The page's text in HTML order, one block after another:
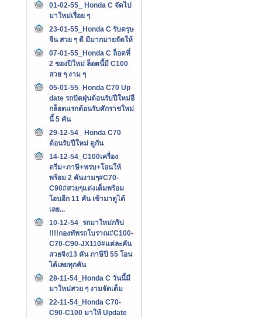
01-02-55_ Honda C จัดไป
มาใหม่เรื่อย ๆ
23-01-55_Honda C รับตรุษ
จีน สวย ๆ ดี มีมากมายจัดให้
07-01-55_Honda C ล็อตที่
2 ของปีใหม่ ล็อตนี้มี C100
สวย ๆ งาม ๆ
05-01-55_Honda C70 Up
date รถปัดฝุ่นต้อนรับปีใหม่อี
กล็อตแรกต้อนรับศักราชใหม่
นี้ 5 คัน
29-12-54_ Honda C70
ต้อนรับปีใหม่ ดูกัน
14-12-54_C100เครื่อง
ดรีม+ภาษี+พรบ+โอนให้
พร้อม 2 คันงามๆ#C70-
C90#สวยๆแต่งเต็มพร้อม
โอนอีก 11 คัน เข้ามาดูได้
เลย...
10-12-54_รถมาใหม่กริป
!!!!กองทัพรถโบราณ#C100-
C70-C90-JX110#แต่ละคัน
สวยจิง13 คัน ภาษีปี 55 โอน
ได้เลยทุกคัน
28-11-54_Honda C วันนี้มี
มาใหม่สวย ๆ งามจัดเต็ม
22-11-54_Honda C70-
C90-C100 มาให้ Update